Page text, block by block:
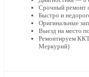
Срочный ремонт
Быстро и
Оригинальные
Выезд на место
Ремонтируем
Меркурий)